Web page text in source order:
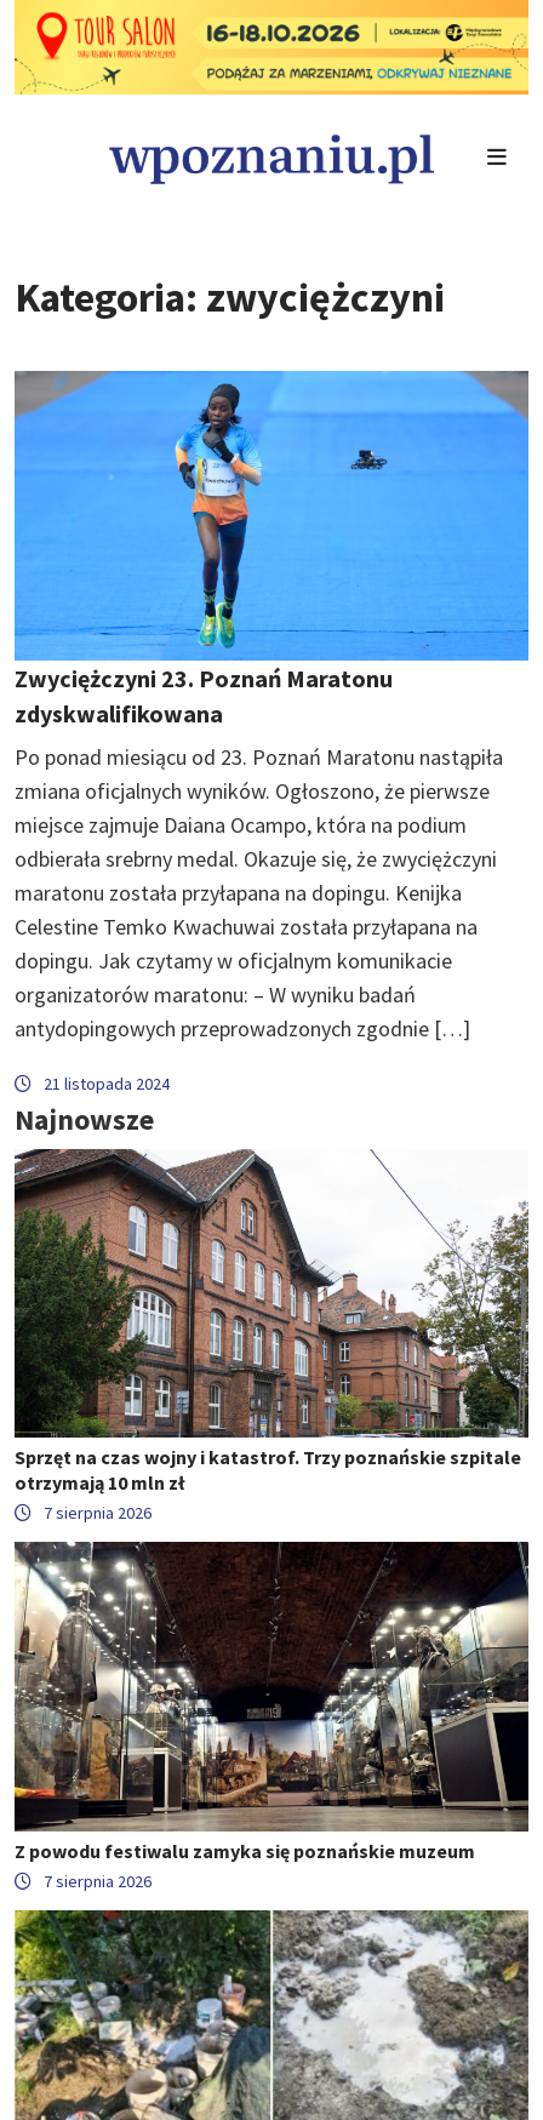
Kategoria: zwyciężczyni
Zwyciężczyni 23. Poznań Maratonu
zdyskwalifikowana
Po ponad miesiącu od 23. Poznań Maratonu nastąpiła
zmiana oficjalnych wyników. Ogłoszono, że pierwsze
miejsce zajmuje Daiana Ocampo, która na podium
odbierała srebrny medal. Okazuje się, że zwyciężczyni
maratonu została przyłapana na dopingu. Kenijka
Celestine Temko Kwachuwai została przyłapana na
dopingu. Jak czytamy w oficjalnym komunikacie
organizatorów maratonu: – W wyniku badań
antydopingowych przeprowadzonych zgodnie […]
21 listopada 2024
Najnowsze
Sprzęt na czas wojny i katastrof. Trzy poznańskie szpitale
otrzymają 10 mln zł
7 sierpnia 2026
Z powodu festiwalu zamyka się poznańskie muzeum
7 sierpnia 2026